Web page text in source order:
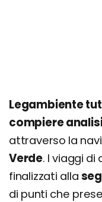
Legambiente
compiere
attraverso la
Verde. I viaggi
finalizzati alla
di punti che